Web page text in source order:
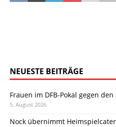
NEUESTE BEITRÄGE
Frauen im DFB-Pokal gegen den
5. August 2026
Nock übernimmt